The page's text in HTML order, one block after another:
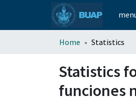
Home Statistics
Statistics
funciones